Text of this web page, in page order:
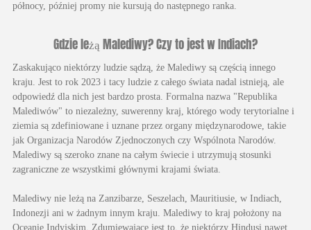
północy, później promy nie kursują do następnego ranka.
Gdzie leżą Malediwy? Czy to jest w Indiach?
Zaskakująco niektórzy ludzie sądzą, że Malediwy są częścią innego
kraju. Jest to rok 2023 i tacy ludzie z całego świata nadal istnieją, ale
odpowiedź dla nich jest bardzo prosta. Formalna nazwa "Republika
Malediwów" to niezależny, suwerenny kraj, którego wody terytorialne i
ziemia są zdefiniowane i uznane przez organy międzynarodowe, takie
jak Organizacja Narodów Zjednoczonych czy Wspólnota Narodów.
Malediwy są szeroko znane na całym świecie i utrzymują stosunki
zagraniczne ze wszystkimi głównymi krajami świata.
Malediwy nie leżą na Zanzibarze, Seszelach, Mauritiusie, w Indiach,
Indonezji ani w żadnym innym kraju. Malediwy to kraj położony na
Oceanie Indyjskim. Zdumiewające jest to, że niektórzy Hindusi nawet